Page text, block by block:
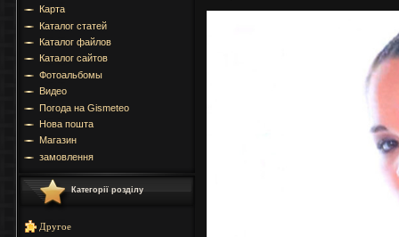
Карта
Каталог статей
Каталог файлов
Каталог сайтов
Фотоальбомы
Видео
Погода на Gismeteo
Нова пошта
Магазин
замовлення
Категорії розділу
Другое